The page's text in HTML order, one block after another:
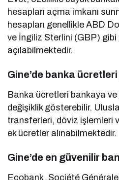
hesapları açma imkanı
hesapları genellikle ABD
ve İngiliz Sterlini (GBP)
açılabilmektedir.
Gine’de banka
Banka ücretleri bankaya ve
değişiklik gösterebilir.
transferleri, döviz işlemleri
ek ücretler alınabilmektedir.
Gine’de en güvenilir
Ecobank, Société Générale